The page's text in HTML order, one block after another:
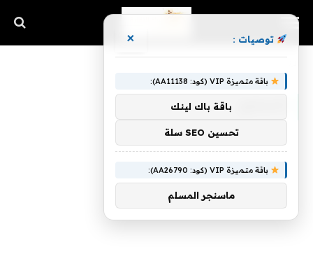
توصيات : ×
باقة متميزة VIP (كود: AA11138):
باقة باك لينك
تحسين SEO سلة
باقة متميزة VIP (كود: AA26790):
ماسنجر المسلم